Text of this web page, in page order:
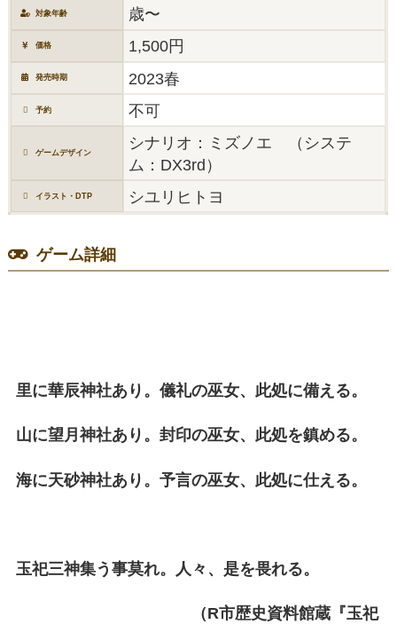
対象年齢 歳〜
価格 1,500円
発売時期 2023春
予約 不可
ゲームデザイン
シナリオ：ミズノエ （システ
ム：DX3rd）
イラスト・DTP シユリヒトヨ
ゲーム詳細
里に華辰神社あり。儀礼の巫女、此処に備える。
山に望月神社あり。封印の巫女、此処を鎮める。
海に天砂神社あり。予言の巫女、此処に仕える。
玉祀三神集う事莫れ。人々、是を畏れる。
（R市歴史資料館蔵『玉祀